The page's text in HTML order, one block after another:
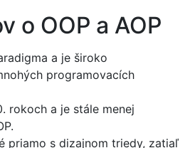
o OOP a AOP
a je široko
programovacích
rokoch a je stále menej
priamo s dizajnom triedy, zatiaľ